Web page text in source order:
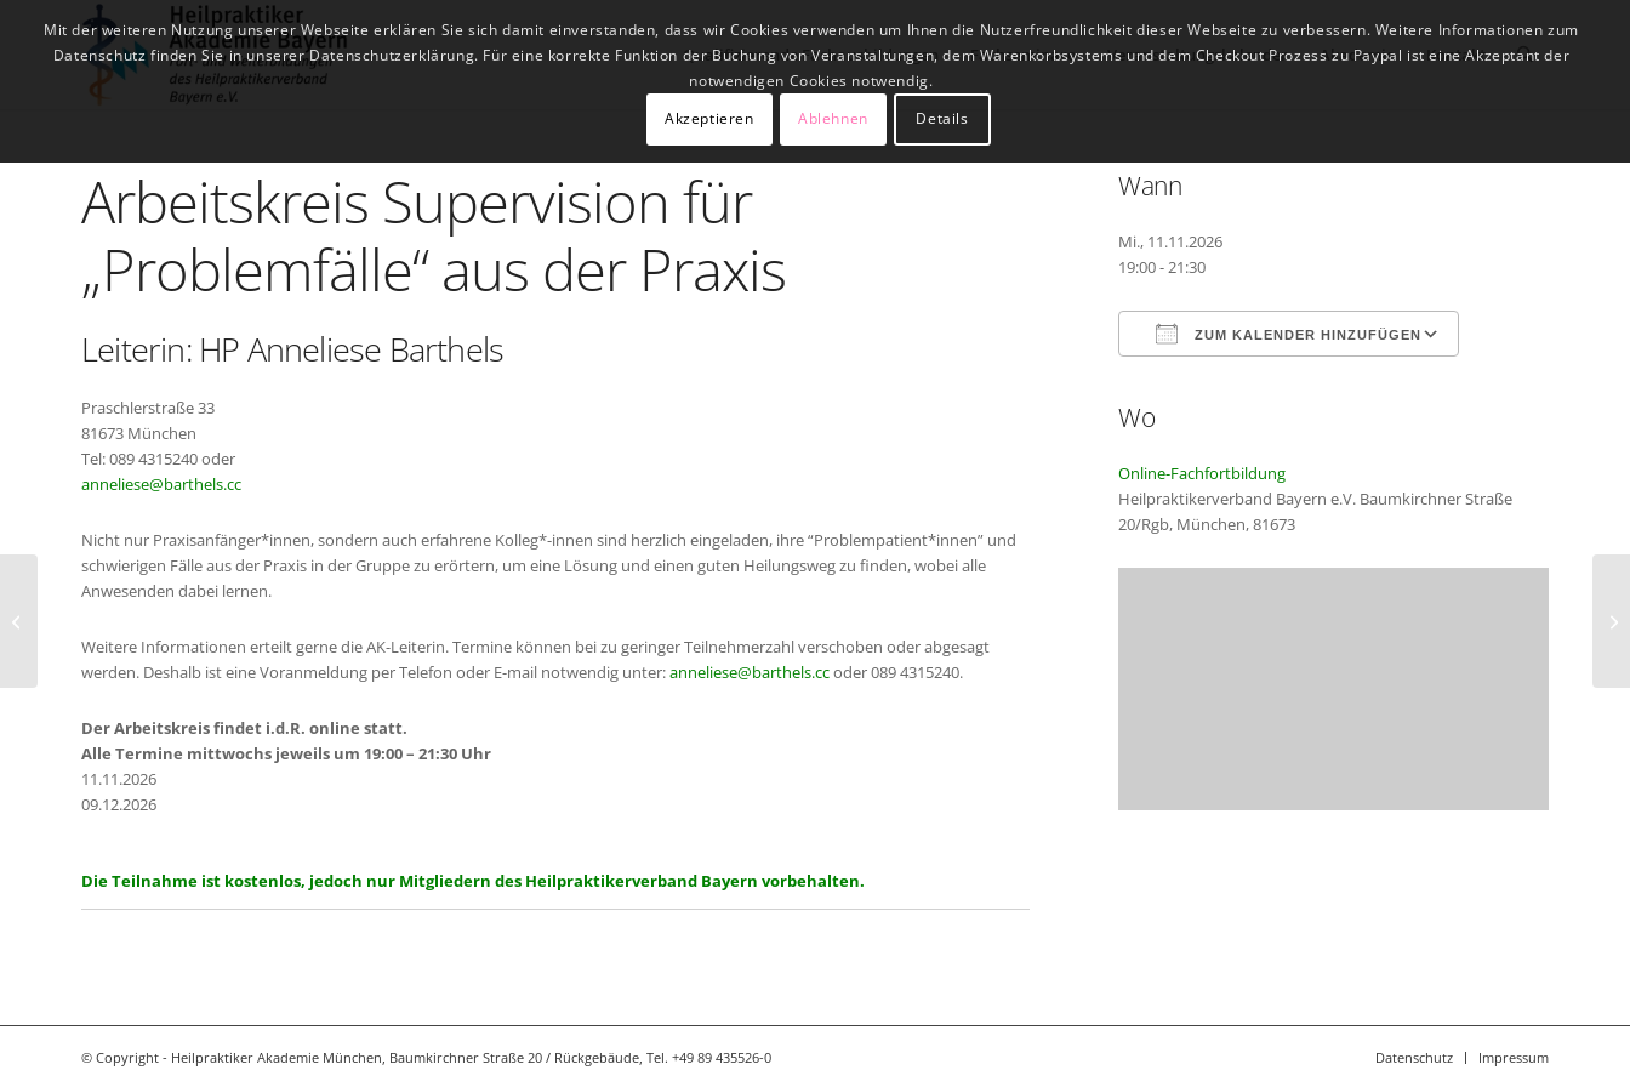
Qualifizierende Fachausbildungen Fachseminare Veranstaltungskalender Akademie Kontakt
Arbeitskreis Supervision für
„Problemfälle“ aus der Praxis
Leiterin: HP Anneliese Barthels
Praschlerstraße 33
81673 München
Tel: 089 4315240 oder
anneliese@barthels.cc
Nicht nur Praxisanfänger*innen, sondern auch erfahrene Kolleg*-innen sind herzlich eingeladen, ihre “Problempatient*innen” und
schwierigen Fälle aus der Praxis in der Gruppe zu erörtern, um eine Lösung und einen guten Heilungsweg zu finden, wobei alle
Anwesenden dabei lernen.
Weitere Informationen erteilt gerne die AK-Leiterin. Termine können bei zu geringer Teilnehmerzahl verschoben oder abgesagt
werden. Deshalb ist eine Voranmeldung per Telefon oder E-mail notwendig unter:anneliese@barthels.ccoder 089 4315240.
Der Arbeitskreis findet i.d.R. online statt.
Alle Termine mittwochs jeweils um 19:00 – 21:30 Uhr
11.11.2026
09.12.2026
Die Teilnahme ist kostenlos, jedoch nur Mitgliedern des Heilpraktikerverband Bayern vorbehalten.
Wann
Mi., 11.11.2026
19:00 - 21:30
ZUM KALENDER HINZUFÜGEN
Wo
Online-Fachfortbildung
Heilpraktikerverband Bayern e.V. Baumkirchner Straße
20/Rgb, München, 81673
© Copyright - Heilpraktiker Akademie München, Baumkirchner Straße 20 / Rückgebäude, Tel. +49 89 435526-0 Datenschutz Impressum
Mit der weiteren Nutzung unserer Webseite erklären Sie sich damit einverstanden, dass wir Cookies verwenden um Ihnen die Nutzerfreundlichkeit dieser Webseite zu verbessern. Weitere Informationen zum
Datenschutz finden Sie in unserer Datenschutzerklärung. Für eine korrekte Funktion der Buchung von Veranstaltungen, dem Warenkorbsystems und dem Checkout Prozess zu Paypal ist eine Akzeptant der
notwendigen Cookies notwendig.
Akzeptieren
Ablehnen Details